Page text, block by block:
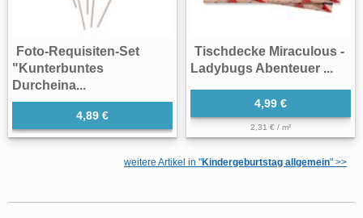
Foto-Requisiten-Set
"Kunterbuntes
Durcheina...
4,89 €
Tischdecke Miraculous -
Ladybugs Abenteuer ...
4,99 €
2,31 € / m²
weitere Artikel in "Kindergeburtstag allgemein" >>